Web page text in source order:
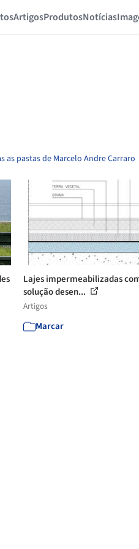
ArtigosProdutosNotícias
as pastas de Marcelo Andre Carraro
Lajes impermeabilizadas
solução desen...
Artigos
Marcar